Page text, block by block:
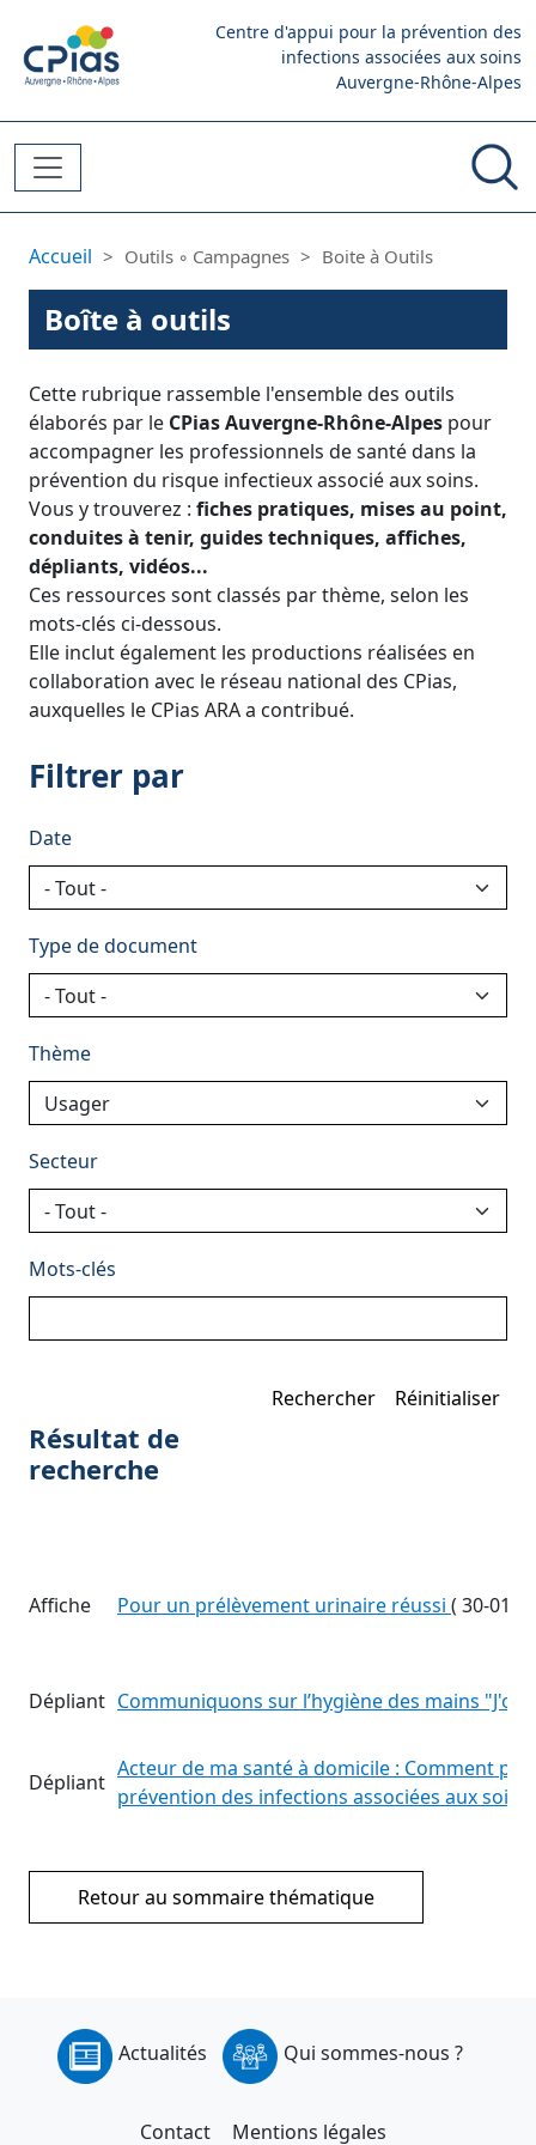
Centre d'appui pour la prévention des
infections associées aux soins
Auvergne-Rhône-Alpes
Fil d'Ariane
Accueil Outils ◦ Campagnes Boite à Outils
Boîte à outils
Cette rubrique rassemble l'ensemble des outils
élaborés par le CPias Auvergne-Rhône-Alpes pour
accompagner les professionnels de santé dans la
prévention du risque infectieux associé aux soins.
Vous y trouverez : fiches pratiques, mises au point,
conduites à tenir, guides techniques, affiches,
dépliants, vidéos...
Ces ressources sont classés par thème, selon les
mots-clés ci-dessous.
Elle inclut également les productions réalisées en
collaboration avec le réseau national des CPias,
auxquelles le CPias ARA a contribué.
Filtrer par
Date
Type de document
Thème
Secteur
Mots-clés
Résultat de
recherche
Affiche Pour un prélèvement urinaire réussi ( 30-01-
Dépliant Communiquons sur l’hygiène des mains
Dépliant
Acteur de ma santé à domicile : Comment
prévention des infections associées aux soins
Retour au sommaire thématique
Actualités Qui sommes-nous ?
Contact Mentions légales